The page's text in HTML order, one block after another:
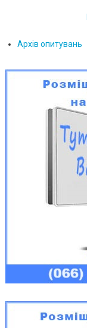
Архів опитувань